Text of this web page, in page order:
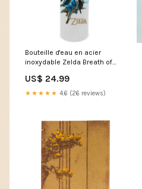
Bouteille d'eau en acier
inoxydable Zelda Breath of
Option:Neuf
US$ 24.99
★★★★★ 4.6 (26 reviews)